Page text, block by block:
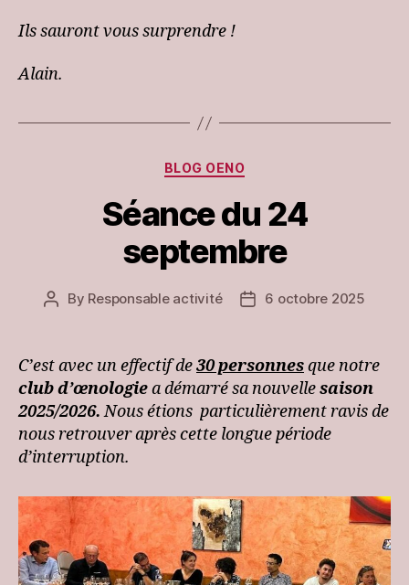
Ils sauront vous surprendre !
Alain.
Categories
BLOG OENO
Séance du 24
septembre
Post
By Responsable activité
Post6 octobre 2025
C’est avec un effectif de30 personnesque notre
club d’œnologiea démarré sa nouvellesaison
2025/2026. Nous étions particulièrement ravis de
nous retrouver après cette longue période
d’interruption.